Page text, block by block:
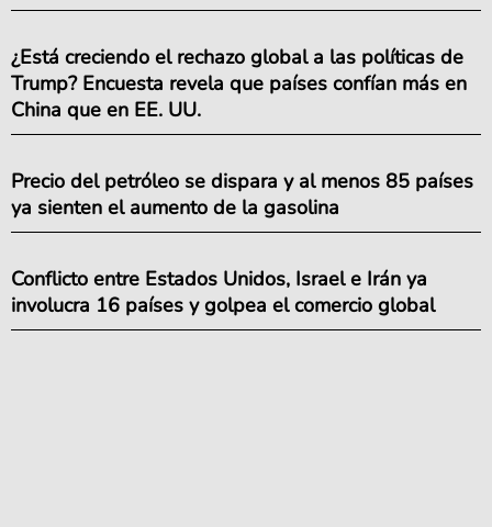
¿Está creciendo el rechazo global a las políticas de
Trump? Encuesta revela que países confían más en
China que en EE. UU.
Precio del petróleo se dispara y al menos 85 países
ya sienten el aumento de la gasolina
Conflicto entre Estados Unidos, Israel e Irán ya
involucra 16 países y golpea el comercio global